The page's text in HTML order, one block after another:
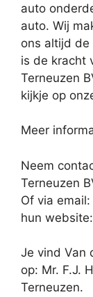
auto
auto. Wij
ons altijd
is de kracht
Terneuzen
kijkje op
Meer
Neem
Terneuzen
Of via email:
hun website:
Je vind Van
op: Mr. F.J.
Terneuzen.